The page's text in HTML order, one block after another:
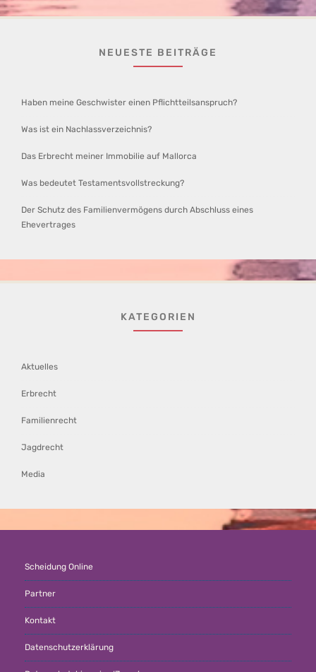
NEUESTE BEITRÄGE
Haben meine Geschwister einen Pflichtteilsanspruch?
Was ist ein Nachlassverzeichnis?
Das Erbrecht meiner Immobilie auf Mallorca
Was bedeutet Testamentsvollstreckung?
Der Schutz des Familienvermögens durch Abschluss eines
Ehevertrages
KATEGORIEN
Aktuelles
Erbrecht
Familienrecht
Jagdrecht
Media
Scheidung Online
Partner
Kontakt
Datenschutzerklärung